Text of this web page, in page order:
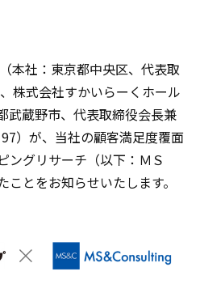
本社：東京都中央区、代表取
株式会社すかいらーくホール
武蔵野市、代表取締役会長兼
）が、当社の顧客満足度覆面
ングリサーチ（以下：ＭＳ
とをお知らせいたします。